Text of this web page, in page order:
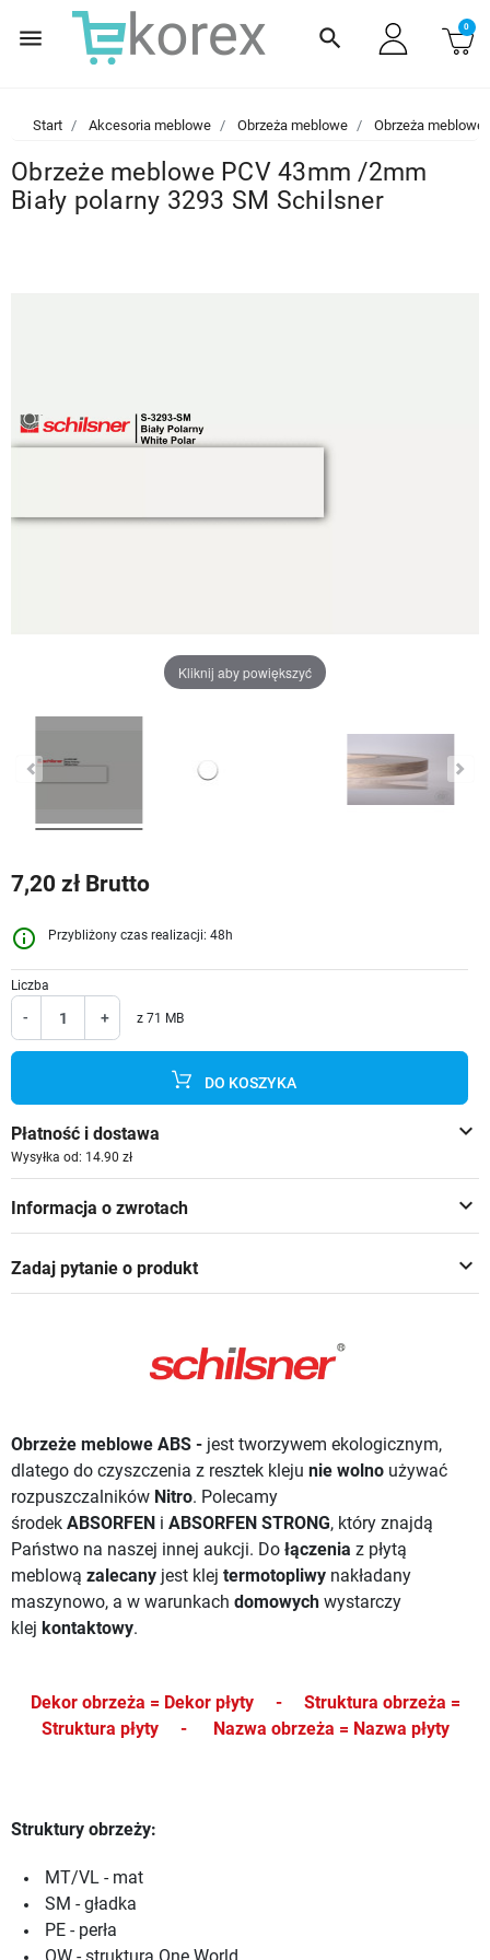
menu search 0
Start Akcesoria meblowe Obrzeża meblowe Obrzeża meblowe
Obrzeże meblowe PCV 43mm /2mm
Biały polarny 3293 SM Schilsner
Kliknij aby powiększyć
7,20 zł Brutto
info_outline Przybliżony czas realizacji: 48h
Liczba
- + z 71 MB
DO KOSZYKA
keyboard_arrow_down
Płatność i dostawa
Wysyłka od: 14.90 zł
keyboard_arrow_down
Informacja o zwrotach
keyboard_arrow_down
Zadaj pytanie o produkt
Obrzeże meblowe ABS - jest tworzywem ekologicznym,
dlatego do czyszczenia z resztek kleju nie wolno używać
rozpuszczalników Nitro. Polecamy
środek ABSORFEN i ABSORFEN STRONG, który znajdą
Państwo na naszej innej aukcji. Do łączenia z płytą
meblową zalecany jest klej termotopliwy nakładany
maszynowo, a w warunkach domowych wystarczy
klej kontaktowy.
Dekor obrzeża = Dekor płyty - Struktura obrzeża =
Struktura płyty - Nazwa obrzeża = Nazwa płyty
Struktury obrzeży:
MT/VL - mat
SM - gładka
PE - perła